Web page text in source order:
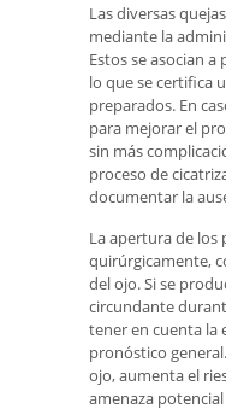
Las diversas
mediante la
Estos se asocian
lo que se certifica
preparados. En
para mejorar el
sin más
proceso de
documentar la
La apertura de los
quirúrgicamente,
del ojo. Si se
circundante
tener en cuenta la
pronóstico
ojo, aumenta el
amenaza